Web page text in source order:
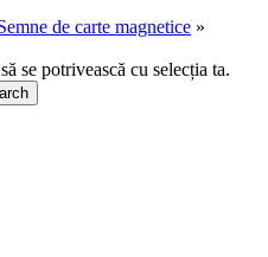
de carte magnetice »
se potrivească cu selecția ta.